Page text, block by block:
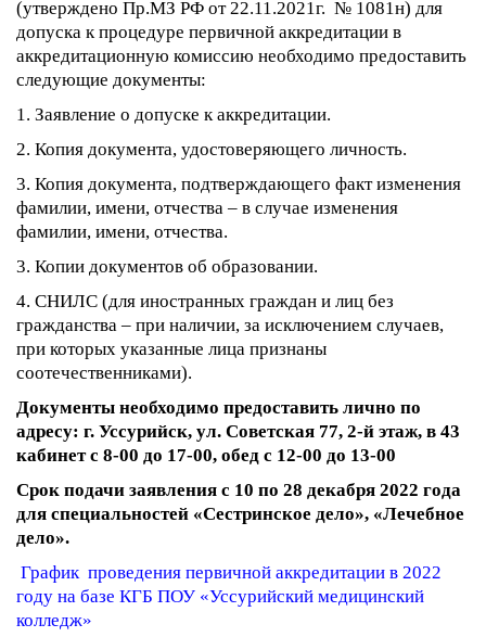
(утверждено Пр.МЗ РФ от 22.11.2021г. № 1081н) для
допуска к процедуре первичной аккредитации в
аккредитационную комиссию необходимо предоставить
следующие документы:
1. Заявление о допуске к аккредитации.
2. Копия документа, удостоверяющего личность.
3. Копия документа, подтверждающего факт изменения
фамилии, имени, отчества – в случае изменения
фамилии, имени, отчества.
3. Копии документов об образовании.
4. СНИЛС (для иностранных граждан и лиц без
гражданства – при наличии, за исключением случаев,
при которых указанные лица признаны
соотечественниками).
Документы необходимо предоставить лично по
адресу: г. Уссурийск, ул. Советская 77, 2-й этаж, в 43
кабинет с 8-00 до 17-00, обед с 12-00 до 13-00
Срок подачи заявления с 10 по 28 декабря 2022 года
для специальностей «Сестринское дело», «Лечебное
дело».
График проведения первичной аккредитации в 2022
году на базе КГБ ПОУ «Уссурийский медицинский
колледж»